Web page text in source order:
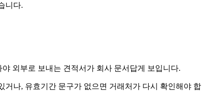
니다.
외부로 보내는 견적서가 회사 문서답게 보입니다.
나, 유효기간 문구가 없으면 거래처가 다시 확인해야 합